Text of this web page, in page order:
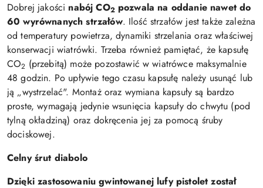
Dobrej jakości nabój CO2 pozwala na oddanie nawet do
60 wyrównanych strzałów. Ilość strzałów jest także zależna
od temperatury powietrza, dynamiki strzelania oraz właściwej
konserwacji wiatrówki. Trzeba również pamiętać, że kapsułę
CO2 (przebitą) może pozostawić w wiatrówce maksymalnie
48 godzin. Po upływie tego czasu kapsułę należy usunąć lub
ją „wystrzelać". Montaż oraz wymiana kapsuły są bardzo
proste, wymagają jedynie wsunięcia kapsuły do chwytu (pod
tylną okładziną) oraz dokręcenia jej za pomocą śruby
dociskowej.
Celny śrut diabolo
Dzięki zastosowaniu gwintowanej lufy pistolet został